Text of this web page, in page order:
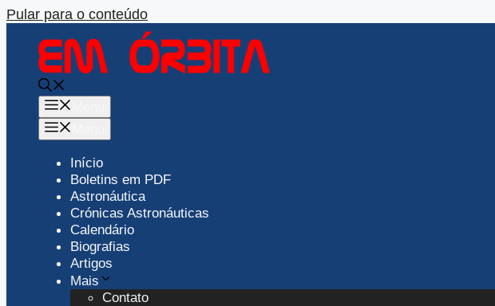
Pular para o conteúdo
Início
Boletins em PDF
Astronáutica
Crónicas Astronáuticas
Calendário
Biografias
Artigos
Mais
Contato